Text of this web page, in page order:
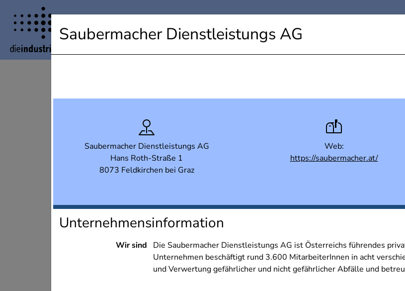
Industrielandkarte Steiermark
Saubermacher Dienstleistungs AG
Saubermacher Dienstleistungs AG
Hans Roth-Straße 1
8073 Feldkirchen bei Graz
Web:
https://saubermacher.at/
Unternehmensinformation
Wir sind
Die Saubermacher Dienstleistungs AG ist Österreichs führendes
Unternehmen beschäftigt rund 3.600 MitarbeiterInnen in acht
und Verwertung gefährlicher und nicht gefährlicher Abfälle und